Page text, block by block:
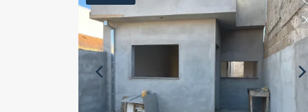
187,50 m²; Construção em andamento;
Estrutura já executada; Portão de
garagem instalado; Janelas já
instaladas; Ideal para quem deseja
concluir a obra conforme suas
necessidades e preferências. Uma
excelente opção para investidores ou